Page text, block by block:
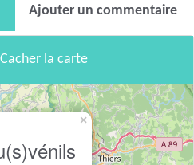
Ajouter un commentaire
la carte
×